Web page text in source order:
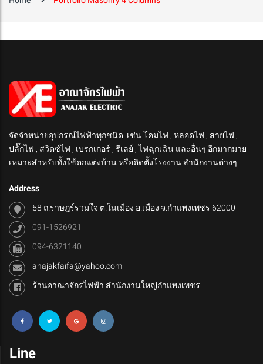
จัดจำหน่ายอุปกรณ์ไฟฟ้าทุกชนิด เช่น โคมไฟ , หลอดไฟ , สายไฟ ,
ปลั๊กไฟ , สวิตซ์ไฟ , เบรกเกอร์ , รีเลย์ , ไฟฉุกเฉิน และอื่นๆ อีกมากมาย
เหมาะสำหรับทั้งใช้ตกแต่งบ้าน หรือติดตั้งโรงงาน สำนักงานต่างๆ
Address
58 ถ.ราษฎร์รวมใจ ต.ในเมือง อ.เมือง จ.กำแพงเพชร 62000
091-1526921
094-6321140
anajakfaifa@yahoo.com
ร้านอาณาจักรไฟฟ้า สำนักงานใหญ่กำแพงเพชร
Line